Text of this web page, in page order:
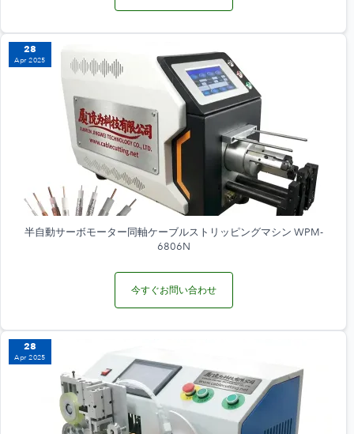
28
Apr 2025
半自動サーボモーター同軸ケーブルストリッピングマシン WPM-
6806N
今すぐお問い合わせ
28
Apr 2025